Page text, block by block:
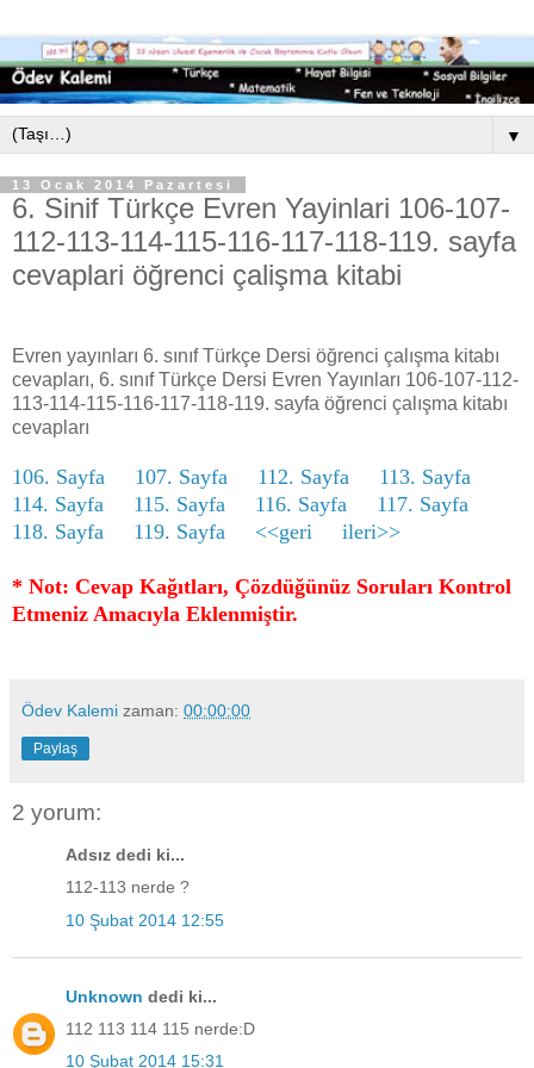
▼
13 Ocak 2014 Pazartesi
6. Sinif Türkçe Evren Yayinlari 106-107-
112-113-114-115-116-117-118-119. sayfa
cevaplari öğrenci çalişma kitabi
Evren yayınları 6. sınıf Türkçe Dersi öğrenci çalışma kitabı
cevapları, 6. sınıf Türkçe Dersi Evren Yayınları 106-107-112-
113-114-115-116-117-118-119. sayfa öğrenci çalışma kitabı
cevapları
106. Sayfa 107. Sayfa 112. Sayfa
113. Sayfa
114. Sayfa
115. Sayfa 116. Sayfa
117. Sayfa
118. Sayfa
119. Sayfa <<geri ileri>>
* Not: Cevap Kağıtları, Çözdüğünüz Soruları Kontrol
Etmeniz Amacıyla Eklenmiştir.
Ödev Kalemi zaman: 00:00:00
Paylaş
2 yorum:
Adsız dedi ki...
112-113 nerde ?
10 Şubat 2014 12:55
Unknown dedi ki...
112 113 114 115 nerde:D
10 Şubat 2014 15:31